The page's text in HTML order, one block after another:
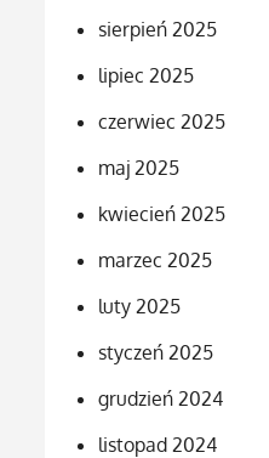
sierpień 2025
lipiec 2025
czerwiec 2025
maj 2025
kwiecień 2025
marzec 2025
luty 2025
styczeń 2025
grudzień 2024
listopad 2024